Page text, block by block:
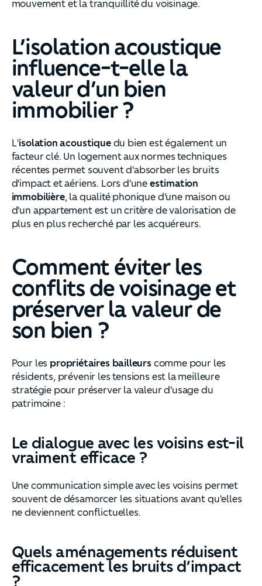
mouvement et la tranquillité du voisinage.
L’isolation acoustique
influence-t-elle la
valeur d’un bien
immobilier ?
L'isolation acoustiquedu bien est également un
facteur clé. Un logement aux normes techniques
récentes permet souvent d'absorber les bruits
d'impact et aériens. Lors d'uneestimation
immobilière, la qualité phonique d'une maison ou
d'un appartement est un critère de valorisation de
plus en plus recherché par les acquéreurs.
Comment éviter les
conflits de voisinage et
préserver la valeur de
son bien ?
Pour les propriétaires bailleurscomme pour les
résidents, prévenir les tensions est la meilleure
stratégie pour préserver la valeur d'usage du
patrimoine :
Le dialogue avec les voisins est-il
vraiment efficace ?
Une communication simple avec les voisins permet
souvent de désamorcer les situations avant qu'elles
ne deviennent conflictuelles.
Quels aménagements réduisent
efficacement les bruits d’impact
?